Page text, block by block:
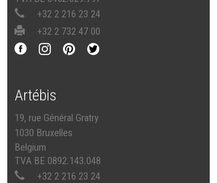
+32 2 216 23 24
+32 2 732 47 00
Artébis
19, rue Général Gratry
1030 Bruxelles
Belgium
TVA BE 0892.143.048
+32 2 216 23 24